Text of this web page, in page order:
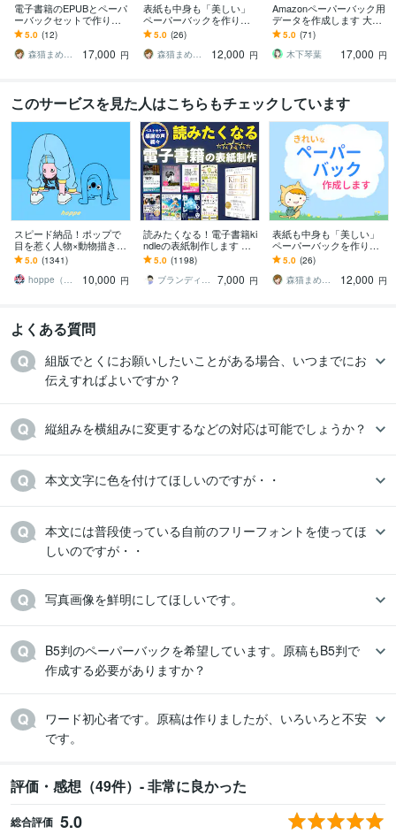
電子書籍のEPUBとペーパ
ーバックセットで作りま
す 原稿を読んでからきれ
いなリフロー型・紙本を
作成します
5.0 (12)
森猫まめ｜繊細さんの森猫出版
17,000 円
表紙も中身も「美しい」
ペーパーバックを作りま
す あなたの本を読んでか
ら作製！オリジナルの本
を出版代行します
5.0 (26)
森猫まめ｜繊細さんの森猫出版
12,000 円
Amazonペーパーバック用
データを作成します 大切
な人に、あなたの想いを1
冊の本にして届けません
か？
5.0 (71)
木下琴葉
17,000 円
このサービスを見た人はこちらもチェックしています
スピード納品！ポップで
目を惹く人物×動物描きま
す 挿絵・動画・グッズな
ど鮮やかな配色で個性を
出したい方へ
5.0 (1341)
hoppe（ほっぺ）
10,000 円
読みたくなる！電子書籍ki
ndleの表紙制作します 修
正無制限 プロが売れる表
紙デザイン ペーパーバッ
ク制作対応
5.0 (1198)
ブランディング 出版専門家 街のウェブ屋
7,000 円
表紙も中身も「美しい」
ペーパーバックを作りま
す あなたの本を読んでか
ら作製！オリジナルの本
を出版代行します
5.0 (26)
森猫まめ｜繊細さんの森猫出版
12,000 円
よくある質問
組版でとくにお願いしたいことがある場合、いつまでにお
伝えすればよいですか？
縦組みを横組みに変更するなどの対応は可能でしょうか？
本文文字に色を付けてほしいのですが・・
本文には普段使っている自前のフリーフォントを使ってほ
しいのですが・・
写真画像を鮮明にしてほしいです。
B5判のペーパーバックを希望しています。原稿もB5判で
作成する必要がありますか？
ワード初心者です。原稿は作りましたが、いろいろと不安
です。
評価・感想（49件）- 非常に良かった
総合評価 5.0